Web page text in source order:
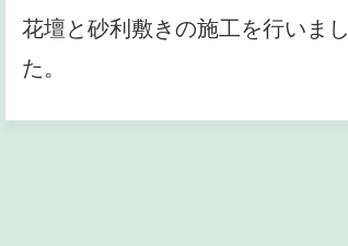
花壇と砂利敷きの施工を行いまし
た。